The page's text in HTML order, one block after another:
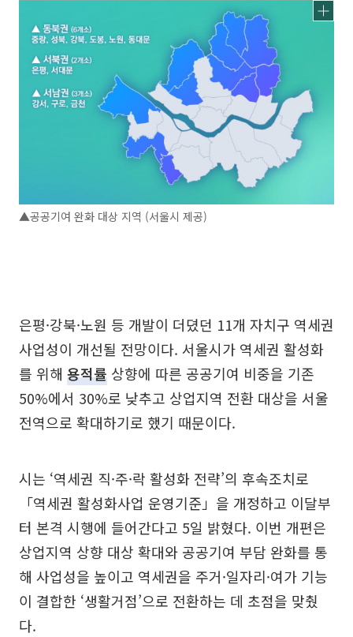
▲공공기여 완화 대상 지역 (서울시 제공)
은평·강북·노원 등 개발이 더뎠던 11개 자치구 역세권
사업성이 개선될 전망이다. 서울시가 역세권 활성화
를 위해 용적률 상향에 따른 공공기여 비중을 기존
50%에서 30%로 낮추고 상업지역 전환 대상을 서울
전역으로 확대하기로 했기 때문이다.
시는 ‘역세권 직·주·락 활성화 전략’의 후속조치로
「역세권 활성화사업 운영기준」을 개정하고 이달부
터 본격 시행에 들어간다고 5일 밝혔다. 이번 개편은
상업지역 상향 대상 확대와 공공기여 부담 완화를 통
해 사업성을 높이고 역세권을 주거·일자리·여가 기능
이 결합한 ‘생활거점’으로 전환하는 데 초점을 맞췄
다.